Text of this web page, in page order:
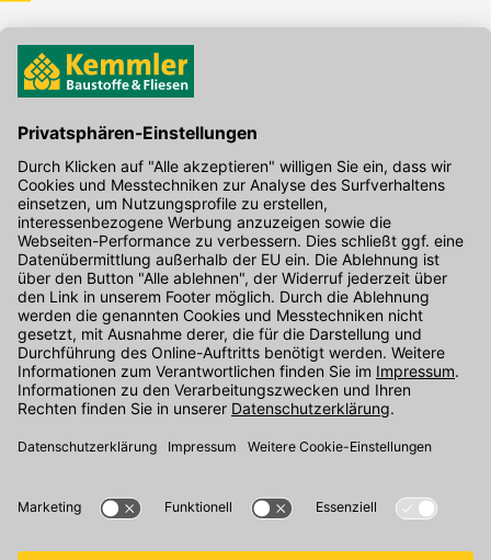
Hier gibt's die kostenlose App
Kontakt
Unser Onlineshop Team ist montags bis freitags von 08:00 - 17:00
Uhr unter der Telefonnummer07071 / 151-151für Sie erreichbar.
Alternativ können Sie unser Kontaktformular nutzen.
Den Kontakt direkt in unsere Niederlassungen finden Sie hier.
Oder über unseren Chat .